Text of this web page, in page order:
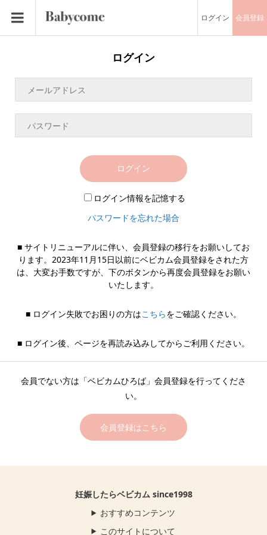
ログイン 会員登録
ログイン
ログイン
ログイン情報を記憶する
パスワードを忘れた場合
■ サイトリニューアルに伴い、会員登録の移行をお願いしてお
ります。2023年11月15日以前にベビカム会員登録をされた方
は、大変お手数ですが、下のボタンから再度会員登録をお願い
いたします。
■ ログイン失敗でお困りの方はこちらをご確認ください。
■ ログイン後、ページを再読み込みしてからご利用ください。
会員でない方は「ベビカムひろば」会員登録を行ってくださ
い。
会員登録はこちら
妊娠したらベビカム since1998
おすすめコンテンツ
このサイトについて